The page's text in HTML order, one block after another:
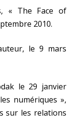
« The Face of
2010.
le 9 mars
le 29 janvier
numériques »,
sur les relations